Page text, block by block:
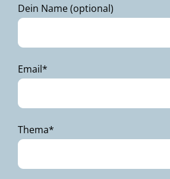
Dein Name (optional)
Email*
Thema*